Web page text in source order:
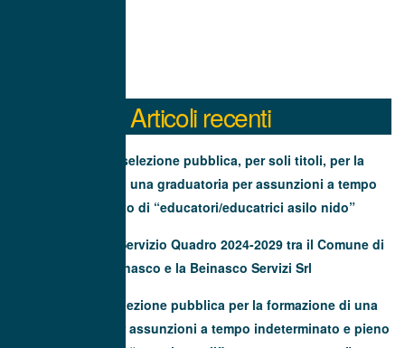
Articoli recenti
Avviso di selezione pubblica, per soli titoli, per la
formazione di una graduatoria per assunzioni a tempo
determinato di “educatori/educatrici asilo nido”
Contratto di Servizio Quadro 2024-2029 tra il Comune di
Beinasco e la Beinasco Servizi Srl
Avviso di selezione pubblica per la formazione di una
graduatoria per assunzioni a tempo indeterminato e pieno